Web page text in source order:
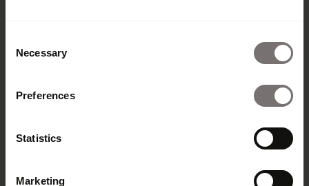
Selection
Necessary
Preferences
Statistics
Marketing